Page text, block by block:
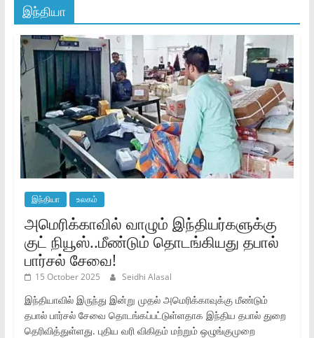
இந்தியா
இந்தியா உலகம்
அமெரிக்காவில் வாழும் இந்தியர்களுக்கு
குட் நியூஸ்..மீண்டும் தொடங்கியது தபால்
பார்சல் சேவை!
15 October 2025 Seidhi Alasal
இந்தியாவில் இருந்து இன்று முதல் அமெரிக்காவுக்கு மீண்டும்
தபால் பார்சல் சேவை தொடங்கப்பட்டுள்ளதாக இந்திய தபால் துறை
தெரிவித்துள்ளது. புதிய வரி விகிதம் மற்றும் ஒழுங்குமுறை